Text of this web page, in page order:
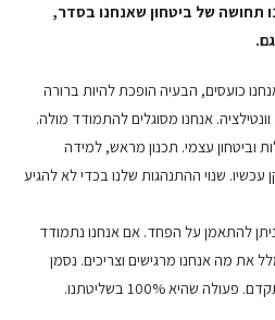
תחושה של ביטחון שאנחנו בסדר,
כועסים, הבעיה הופכת להיות ברורה
אנחנו מסוגלים להתמודד מולה.
וביטחון עצמי. תכנון מראש, למידה
עכשיו. שנוי ההתנהגות שלנו בכדי לא להגיע
להתאמן על הפחד. אם אנחנו נתמודד
את מה אנחנו מרגישים וצריכים. נסמן
100% בשליטתנו.